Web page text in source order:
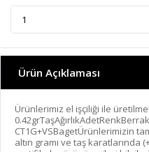
Ürün Açıklaması
Ürünlerimiz el işçiliği ile
CT1G+VSBagetÜrünlerimizin
altın gramı ve taş karatlarında